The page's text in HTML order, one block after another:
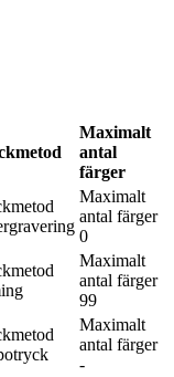
Maximalt
antal
färger
Maximalt
antal färger
0
Maximalt
antal färger
99
Maximalt
antal färger
-